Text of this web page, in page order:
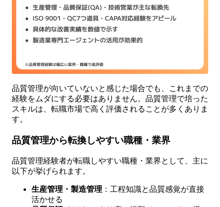
品質管理が向いていないと感じた場合でも、これまでの
経験をムダにする必要はありません。品質管理で培った
スキルは、転職市場で高く評価されることが多くありま
す。
品質管理から転換しやすい職種・業界
品質管理経験者が転職しやすい職種・業界として、主に
以下が挙げられます。
生産管理・製造管理 ：工程知識と品質感覚が直接
活かせる